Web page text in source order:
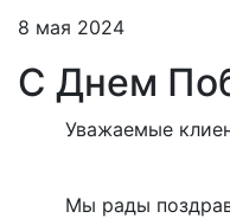
8 мая 2024
С Днем
Уважаемые
Мы рады